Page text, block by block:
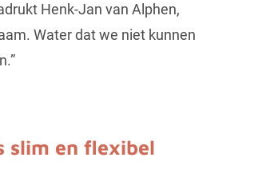
Henk-Jan van Alphen,
Water dat we niet kunnen
slim en flexibel